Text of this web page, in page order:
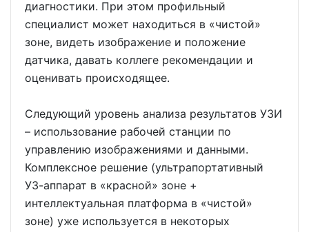
диагностики. При этом профильный
специалист может находиться в «чистой»
зоне, видеть изображение и положение
датчика, давать коллеге рекомендации и
оценивать происходящее.
Следующий уровень анализа результатов УЗИ
– использование рабочей станции по
управлению изображениями и данными.
Комплексное решение (ультрапортативный
УЗ-аппарат в «красной» зоне +
интеллектуальная платформа в «чистой»
зоне) уже используется в некоторых